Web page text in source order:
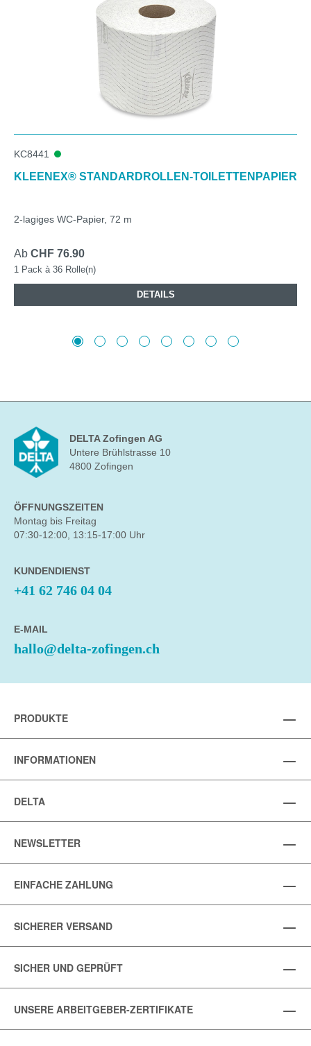
KC8441
KLEENEX® STANDARDROLLEN-TOILETTENPAPIER
2-lagiges WC-Papier, 72 m
Ab CHF 76.90
1 Pack à 36 Rolle(n)
DETAILS
DELTA Zofingen AG
Untere Brühlstrasse 10
4800 Zofingen
ÖFFNUNGSZEITEN
Montag bis Freitag
07:30-12:00, 13:15-17:00 Uhr
KUNDENDIENST
+41 62 746 04 04
E-MAIL
hallo@delta-zofingen.ch
PRODUKTE
INFORMATIONEN
DELTA
NEWSLETTER
EINFACHE ZAHLUNG
SICHERER VERSAND
SICHER UND GEPRÜFT
UNSERE ARBEITGEBER-ZERTIFIKATE